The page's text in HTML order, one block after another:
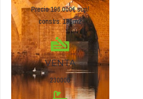
Precio 196.000€ sup/
constrs. 130m2
VENTA
230000